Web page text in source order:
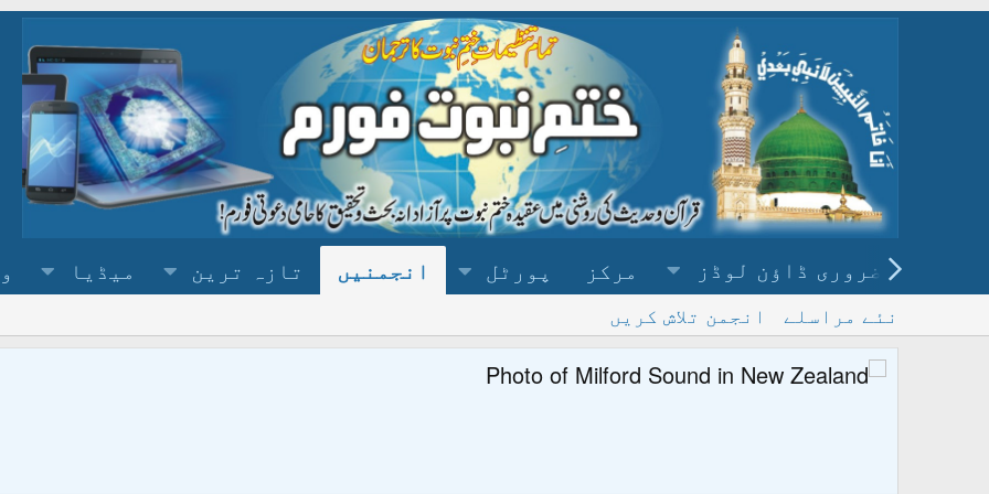
ضروری ڈاؤن لوڈز مرکز پورٹل انجمنیں تازہ ترین میڈیا
نئے مراسلے انجمن تلاش کریں